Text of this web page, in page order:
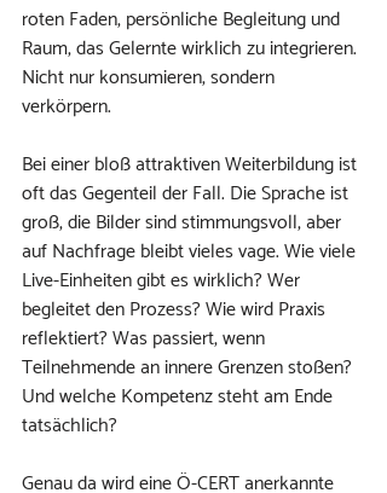
roten Faden, persönliche Begleitung und
Raum, das Gelernte wirklich zu integrieren.
Nicht nur konsumieren, sondern
verkörpern.
Bei einer bloß attraktiven Weiterbildung ist
oft das Gegenteil der Fall. Die Sprache ist
groß, die Bilder sind stimmungsvoll, aber
auf Nachfrage bleibt vieles vage. Wie viele
Live-Einheiten gibt es wirklich? Wer
begleitet den Prozess? Wie wird Praxis
reflektiert? Was passiert, wenn
Teilnehmende an innere Grenzen stoßen?
Und welche Kompetenz steht am Ende
tatsächlich?
Genau da wird eine Ö-CERT anerkannte